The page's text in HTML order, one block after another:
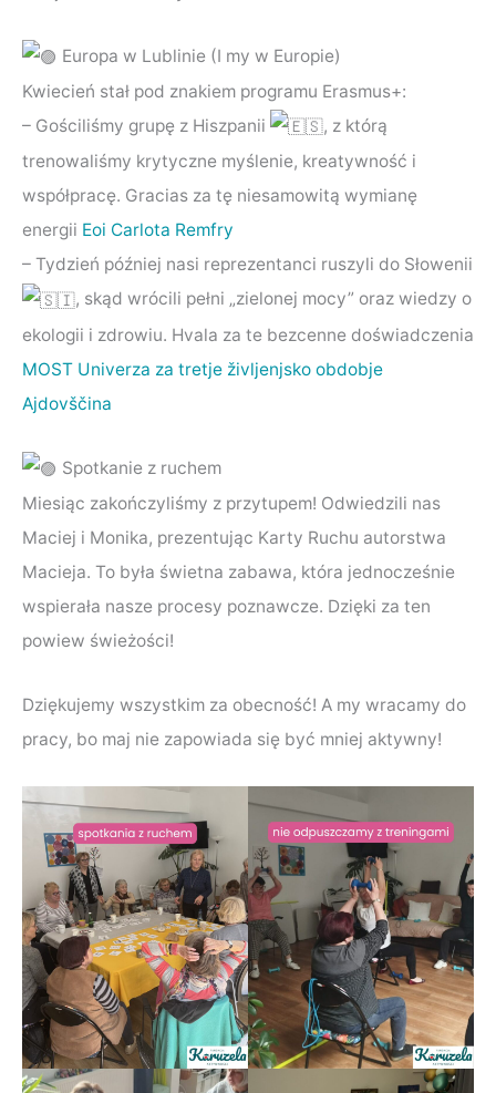
Europa w Lublinie (I my w Europie)
Kwiecień stał pod znakiem programu Erasmus+:
– Gościliśmy grupę z Hiszpanii
, z którą
trenowaliśmy krytyczne myślenie, kreatywność i
współpracę. Gracias za tę niesamowitą wymianę
energii Eoi Carlota Remfry
– Tydzień później nasi reprezentanci ruszyli do Słowenii
, skąd wrócili pełni „zielonej mocy” oraz wiedzy o
ekologii i zdrowiu. Hvala za te bezcenne doświadczenia
MOST Univerza za tretje življenjsko obdobje
Ajdovščina
Spotkanie z ruchem
Miesiąc zakończyliśmy z przytupem! Odwiedzili nas
Maciej i Monika, prezentując Karty Ruchu autorstwa
Macieja. To była świetna zabawa, która jednocześnie
wspierała nasze procesy poznawcze. Dzięki za ten
powiew świeżości!
Dziękujemy wszystkim za obecność! A my wracamy do
pracy, bo maj nie zapowiada się być mniej aktywny!